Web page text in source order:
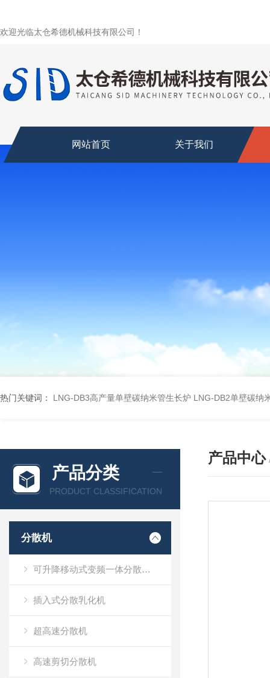
欢迎光临太仓希德机械科技有限公司！
网站首页 关于我们
热门关键词： LNG-DB3高产量单壁碳纳米管生长炉 LNG-DB2单壁碳纳
产品分类
PRODUCT CLASSIFICATION
分散机
可升降移动式变频一体分散乳化机
插入式分散乳化机
超高速分散机
高速剪切分散机
产品中心